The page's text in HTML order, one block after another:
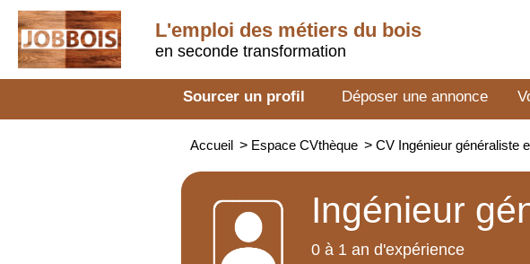
L'emploi des métiers du bois
en seconde transformation
Sourcer un profil Déposer une annonce
Accueil > Espace CVthèque > CV Ingénieur généraliste
Ingénieur
0 à 1 an d'expérience